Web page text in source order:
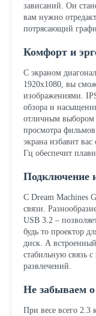
зависаний. Он
вам нужно
потрясающий
Комфорт и
С экраном
1920x1080, вы
изображениями.
обзора и
отличным выбором
просмотра
экрана избавит
Гц обеспечит
Подключение
С Dream Machines
связи.
USB 3.2 –
будь то проектор
диск. А
стабильную связь
развлечений.
Не забываем
При весе всего 2.3